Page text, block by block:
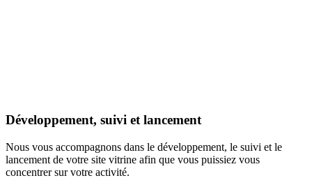
Développement, suivi et lancement
Nous vous accompagnons dans le développement, le suivi et le
lancement de votre site vitrine afin que vous puissiez vous
concentrer sur votre activité.